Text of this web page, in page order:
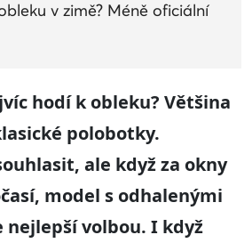
v zimě? Méně oficiální
hodí k obleku? Většina
polobotky.
ale když za okny
model s odhalenými
volbou. I když